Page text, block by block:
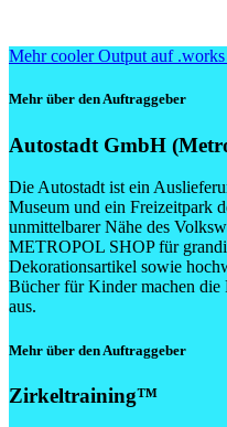
Mehr cooler Output auf
Mehr über den Auftraggeber
Autostadt GmbH
Die Autostadt ist ein
Museum und ein Freizeitpark
unmittelbarer Nähe des
METROPOL SHOP für
Dekorationsartikel sowie
Bücher für Kinder machen die
aus.
Mehr über den Auftraggeber
Zirkeltraining™